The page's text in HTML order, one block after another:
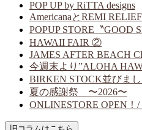
POP UP by RiTTA designs
AmericanaとREMI
POPUP STORE〝GOOD
HAWAII FAIR ②
JAMES AFTER BEACH
今週末より”ALOHA
BIRKEN STOCK並びまし
夏の感謝祭 〜2026〜
ONLINESTORE OPEN！/